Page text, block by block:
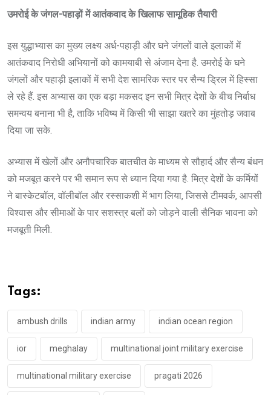
उमरोई के जंगल-पहाड़ों में आतंकवाद के खिलाफ सामूहिक तैयारी
इस युद्धाभ्यास का मुख्य लक्ष्य अर्ध-पहाड़ी और घने जंगलों वाले इलाकों में
आतंकवाद निरोधी अभियानों को कामयाबी से अंजाम देना है. उमरोई के घने
जंगलों और पहाड़ी इलाकों में सभी देश सामरिक स्तर पर सैन्य ड्रिल में हिस्सा
ले रहे हैं. इस अभ्यास का एक बड़ा मकसद इन सभी मित्र देशों के बीच निर्बाध
समन्वय बनाना भी है, ताकि भविष्य में किसी भी साझा खतरे का मुंहतोड़ जवाब
दिया जा सके.
अभ्यास में खेलों और अनौपचारिक बातचीत के माध्यम से सौहार्द और सैन्य बंधन
को मजबूत करने पर भी समान रूप से ध्यान दिया गया है. मित्र देशों के कर्मियों
ने बास्केटबॉल, वॉलीबॉल और रस्साकशी में भाग लिया, जिससे टीमवर्क, आपसी
विश्वास और सीमाओं के पार सशस्त्र बलों को जोड़ने वाली सैनिक भावना को
मजबूती मिली.
Tags:
ambush drills indian army indian ocean region
ior meghalay multinational joint military exercise
multinational military exercise pragati 2026